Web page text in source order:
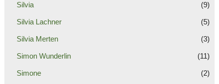
Silvia (9)
Silvia Lachner (5)
Silvia Merten (3)
Simon Wunderlin (11)
Simone (2)